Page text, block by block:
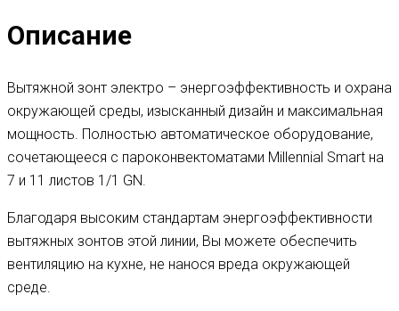
Описание
Вытяжной зонт электро – энергоэффективность и охрана
окружающей среды, изысканный дизайн и максимальная
мощность. Полностью автоматическое оборудование,
сочетающееся с пароконвектоматами Millennial Smart на
7 и 11 листов 1/1 GN.
Благодаря высоким стандартам энергоэффективности
вытяжных зонтов этой линии, Вы можете обеспечить
вентиляцию на кухне, не нанося вреда окружающей
среде.